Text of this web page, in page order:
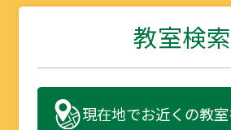
教室検索
現在地でお近くの教